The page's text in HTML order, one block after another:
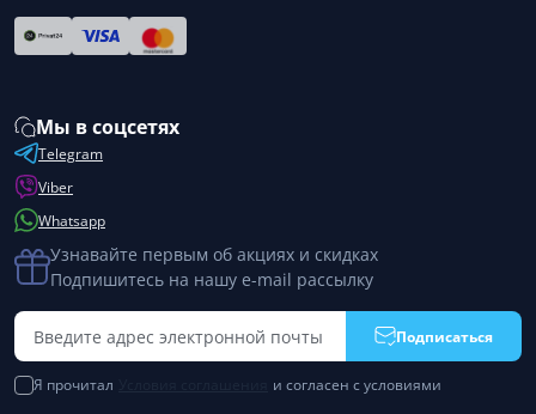
Мы в соцсетях
Telegram
Viber
Whatsapp
Узнавайте первым об акциях и скидках
Подпишитесь на нашу e-mail рассылку
Подписаться
Я прочитал и согласен с условиями